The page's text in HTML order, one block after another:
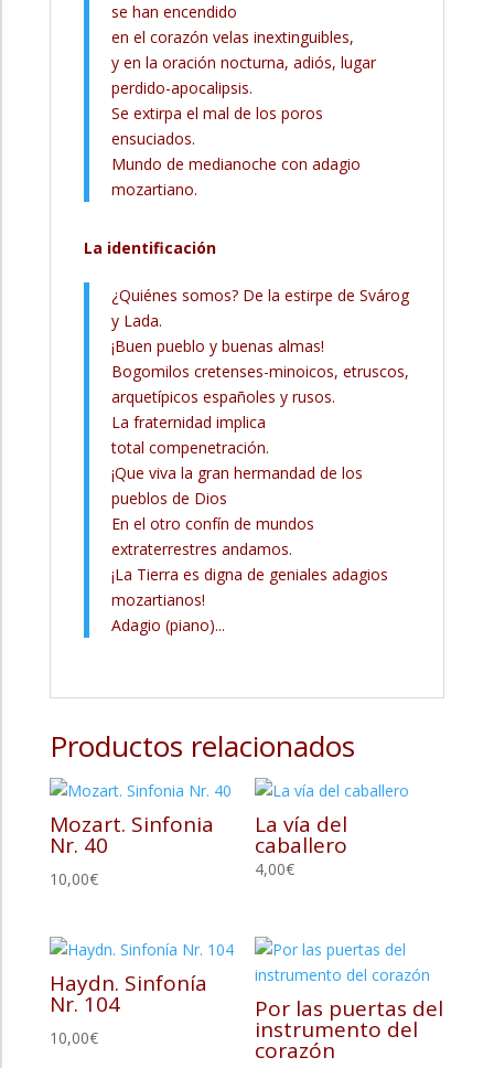
se han encendido
en el corazón velas inextinguibles,
y en la oración nocturna, adiós, lugar
perdido-apocalipsis.
Se extirpa el mal de los poros
ensuciados.
Mundo de medianoche con adagio
mozartiano.
La identificación
¿Quiénes somos? De la estirpe de Svárog
y Lada.
¡Buen pueblo y buenas almas!
Bogomilos cretenses-minoicos, etruscos,
arquetípicos españoles y rusos.
La fraternidad implica
total compenetración.
¡Que viva la gran hermandad de los
pueblos de Dios
En el otro confín de mundos
extraterrestres andamos.
¡La Tierra es digna de geniales adagios
mozartianos!
Adagio (piano)...
Productos relacionados
Mozart. Sinfonia
Nr. 40
10,00€
La vía del
caballero
4,00€
Haydn. Sinfonía
Nr. 104
10,00€
Por las puertas del
instrumento del
corazón